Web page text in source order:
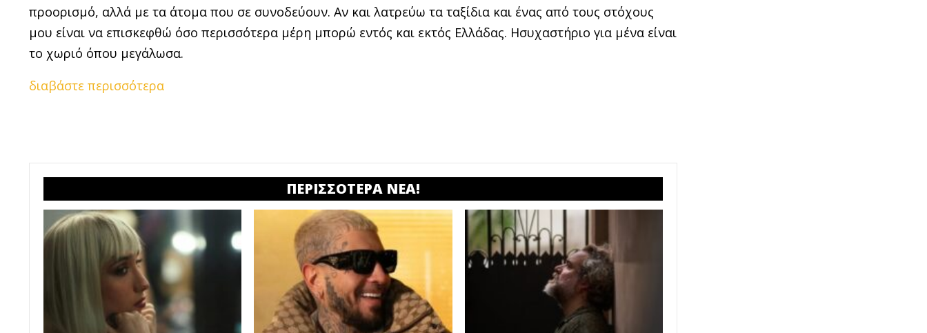
προορισμό, αλλά µε τα άτοµα που σε συνοδεύουν. Αν και λατρεύω τα ταξίδια και ένας από τους στόχους
µου είναι να επισκεφθώ όσο περισσότερα µέρη µπορώ εντός και εκτός Ελλάδας. Ησυχαστήριο για µένα είναι
το χωριό όπου µεγάλωσα.
διαβάστε περισσότερα
ΠΕΡΙΣΣΟΤΕΡΑ ΝΕΑ!